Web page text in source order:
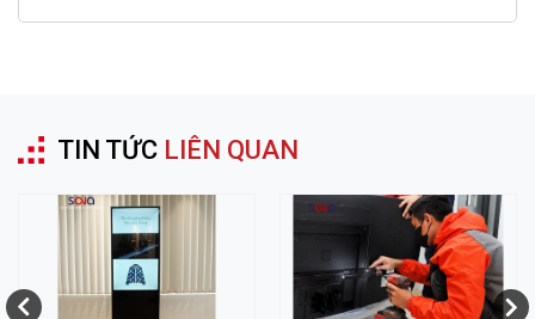
TIN TỨC LIÊN QUAN